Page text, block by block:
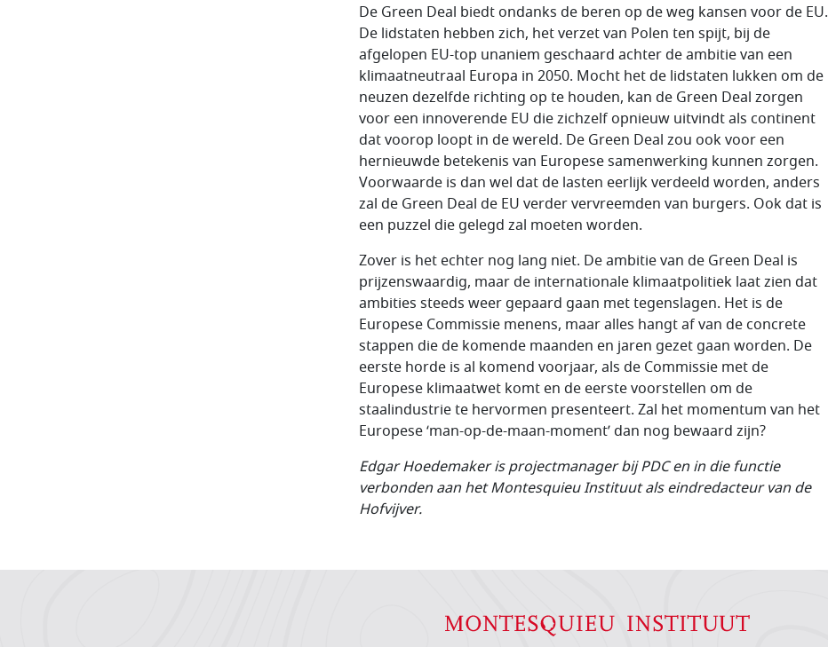
De Green Deal biedt ondanks de beren op de weg kansen voor de EU.
De lidstaten hebben zich, het verzet van Polen ten spijt, bij de
afgelopen EU-top unaniem geschaard achter de ambitie van een
klimaatneutraal Europa in 2050. Mocht het de lidstaten lukken om de
neuzen dezelfde richting op te houden, kan de Green Deal zorgen
voor een innoverende EU die zichzelf opnieuw uitvindt als continent
dat voorop loopt in de wereld. De Green Deal zou ook voor een
hernieuwde betekenis van Europese samenwerking kunnen zorgen.
Voorwaarde is dan wel dat de lasten eerlijk verdeeld worden, anders
zal de Green Deal de EU verder vervreemden van burgers. Ook dat is
een puzzel die gelegd zal moeten worden.
Zover is het echter nog lang niet. De ambitie van de Green Deal is
prijzenswaardig, maar de internationale klimaatpolitiek laat zien dat
ambities steeds weer gepaard gaan met tegenslagen. Het is de
Europese Commissie menens, maar alles hangt af van de concrete
stappen die de komende maanden en jaren gezet gaan worden. De
eerste horde is al komend voorjaar, als de Commissie met de
Europese klimaatwet komt en de eerste voorstellen om de
staalindustrie te hervormen presenteert. Zal het momentum van het
Europese ‘man-op-de-maan-moment’ dan nog bewaard zijn?
Edgar Hoedemaker is projectmanager bij PDC en in die functie
verbonden aan het Montesquieu Instituut als eindredacteur van de
Hofvijver.